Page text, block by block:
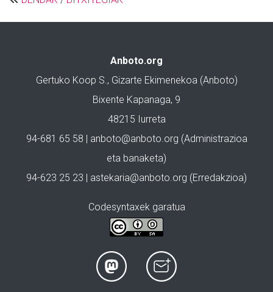
Anboto.org
Gertuko Koop S., Gizarte Ekimenekoa (Anboto)
Bixente Kapanaga, 9
48215 Iurreta
94-681 65 58 | anboto@anboto.org (Administrazioa
eta banaketa)
94-623 25 23 | astekaria@anboto.org (Erredakzioa)
Codesyntaxek garatua